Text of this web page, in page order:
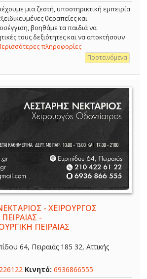
μια ζεστή, υποστηρικτική εμπειρία
θεραπείες και
βοηθάμε τα παιδιά να
τους δεξιότητες και να αποκτήσουν
πληροφορίες
Προτεινόμενα
- ΧΕΙΡΟΥΡΓΟΣ
-
ΠΕΙΡΑΙΑΣ
64, Πειραιάς 185 32, Αττικής
Κινητό: 6936866555